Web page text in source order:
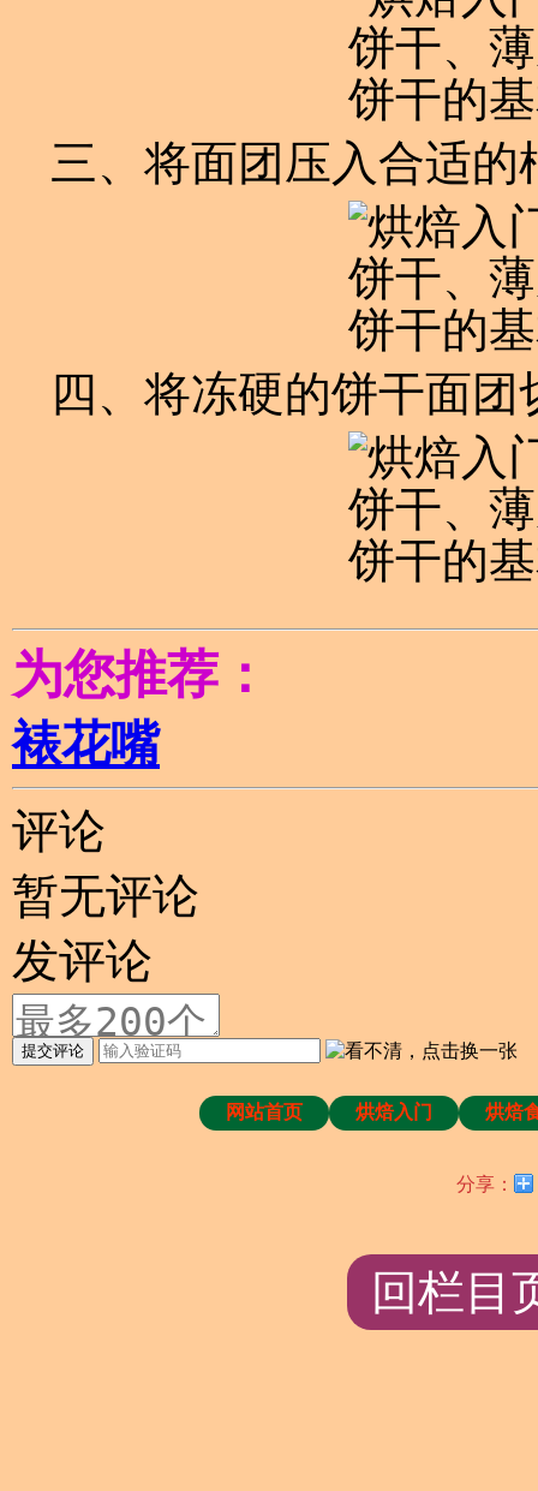
三、将面团压入合适
四、将冻硬的饼干面
为您推荐：
裱花嘴
评论
暂无评论
发评论
提交评论
网站首页 烘焙入门 烘焙
分享：
回栏目